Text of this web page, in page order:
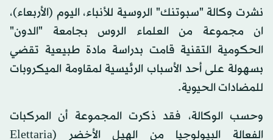
نشرت وكالة "سبوتنك" الروسية للأنباء، اليوم (الأربعاء)،
ان مجموعة من العلماء الروس بجامعة "الدون"
الحكومية التقنية قامت بدراسة مادة طبيعية تقضي
بسهولة على أحد الأسباب الرئيسية لمقاومة الميكروبات
للمضادات الحيوية.
وحسب الوكالة، فقد ذكرت المجموعة أن المركبات
الفعالة البيولوجيا من الهيل الأخضر (Elettaria